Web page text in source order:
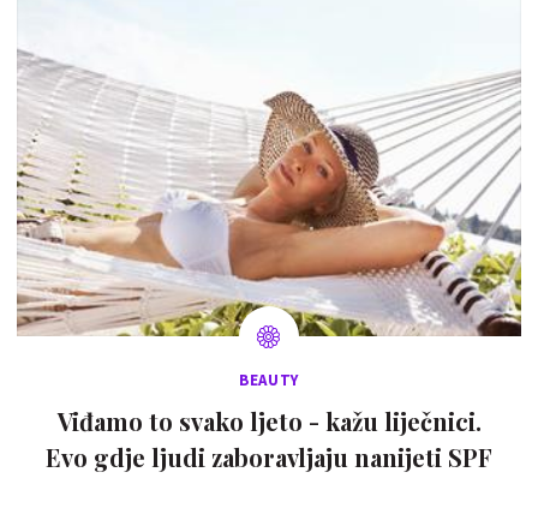
BEAUTY
Viđamo to svako ljeto - kažu liječnici.
Evo gdje ljudi zaboravljaju nanijeti SPF